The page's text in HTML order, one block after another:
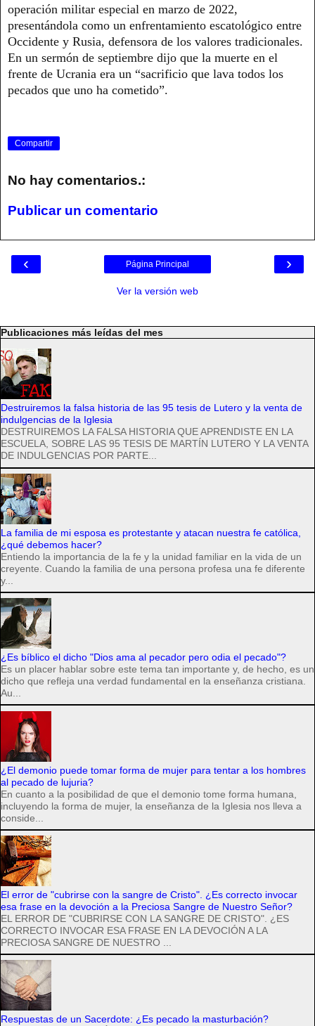
operación militar especial en marzo de 2022,
presentándola como un enfrentamiento escatológico entre
Occidente y Rusia, defensora de los valores tradicionales.
En un sermón de septiembre dijo que la muerte en el
frente de Ucrania era un “sacrificio que lava todos los
pecados que uno ha cometido”.
Compartir
No hay comentarios.:
Publicar un comentario
‹ ›
Página Principal
Ver la versión web
Publicaciones más leídas del mes
Destruiremos la falsa historia de las 95 tesis de Lutero y la venta de
indulgencias de la Iglesia
DESTRUIREMOS LA FALSA HISTORIA QUE APRENDISTE EN LA
ESCUELA, SOBRE LAS 95 TESIS DE MARTÍN LUTERO Y LA VENTA
DE INDULGENCIAS POR PARTE...
La familia de mi esposa es protestante y atacan nuestra fe católica,
¿qué debemos hacer?
Entiendo la importancia de la fe y la unidad familiar en la vida de un
creyente. Cuando la familia de una persona profesa una fe diferente
y...
¿Es bíblico el dicho "Dios ama al pecador pero odia el pecado"?
Es un placer hablar sobre este tema tan importante y, de hecho, es un
dicho que refleja una verdad fundamental en la enseñanza cristiana.
Au...
¿El demonio puede tomar forma de mujer para tentar a los hombres
al pecado de lujuria?
En cuanto a la posibilidad de que el demonio tome forma humana,
incluyendo la forma de mujer, la enseñanza de la Iglesia nos lleva a
conside...
El error de "cubrirse con la sangre de Cristo". ¿Es correcto invocar
esa frase en la devoción a la Preciosa Sangre de Nuestro Señor?
EL ERROR DE "CUBRIRSE CON LA SANGRE DE CRISTO". ¿ES
CORRECTO INVOCAR ESA FRASE EN LA DEVOCIÓN A LA
PRECIOSA SANGRE DE NUESTRO ...
Respuestas de un Sacerdote: ¿Es pecado la masturbación?